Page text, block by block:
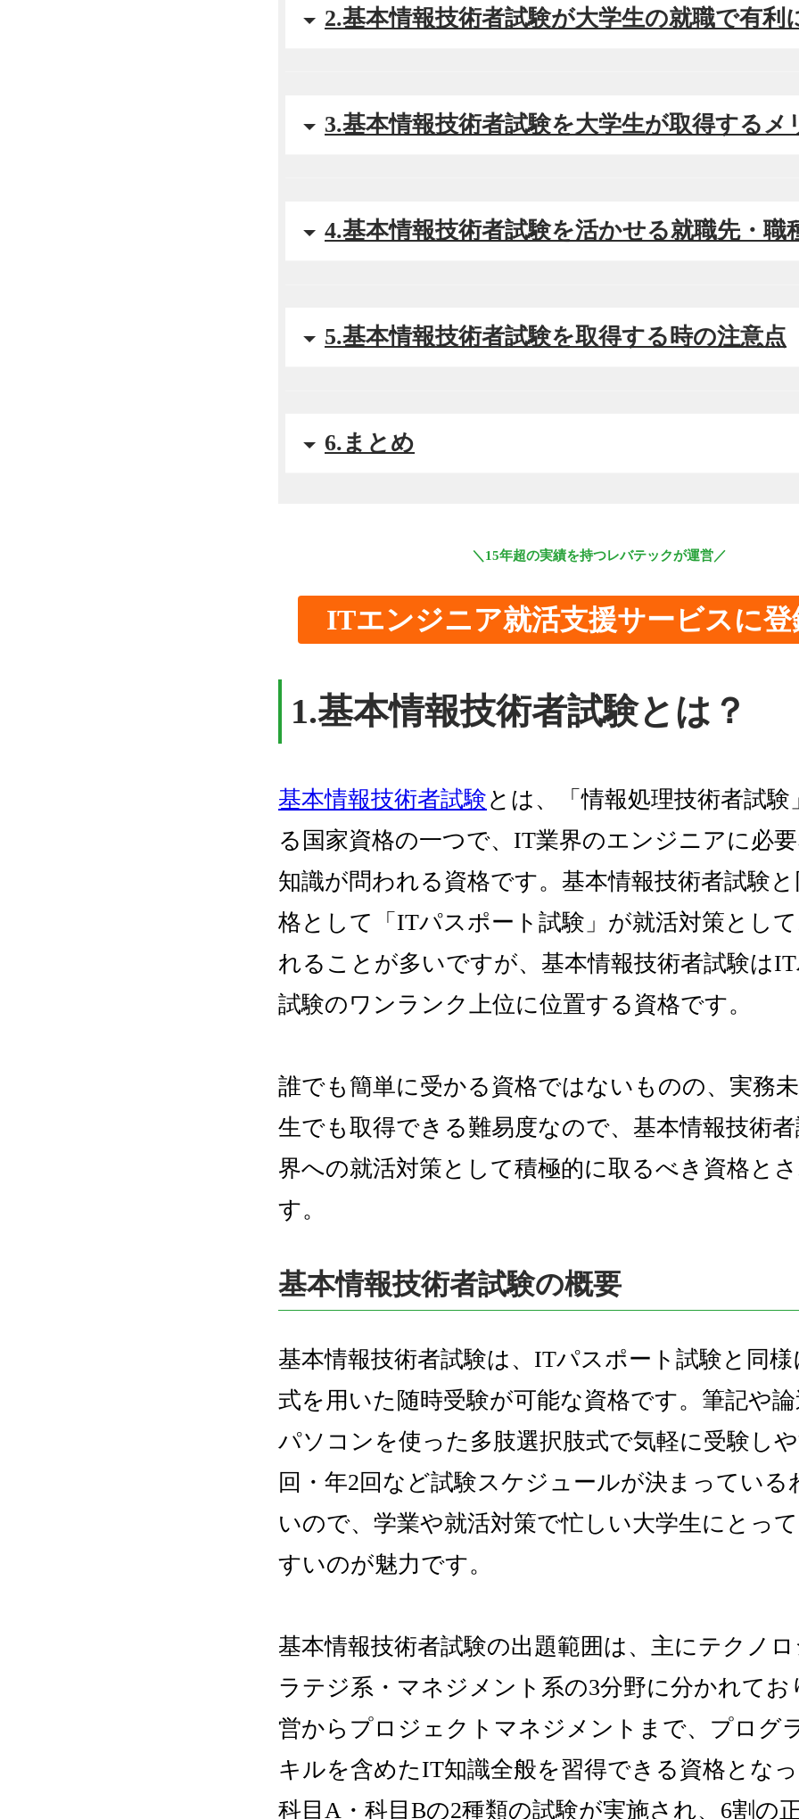
2.基本情報技術者試験が大学生の就職で有利
3.基本情報技術者試験を大学生が取得するメ
4.基本情報技術者試験を活かせる就職先・職
5.基本情報技術者試験を取得する時の注意点
6.まとめ
＼15年超の実績を持つレバテックが運営／
ITエンジニア就活支援サービスに登
1.基本情報技術者試験とは？
基本情報技術者試験とは、「情報処理技術者試
る国家資格の一つで、IT業界のエンジニアに必
知識が問われる資格です。基本情報技術者試験
格として「ITパスポート試験」が就活対策とし
れることが多いですが、基本情報技術者試験は
試験のワンランク上位に位置する資格です。
誰でも簡単に受かる資格ではないものの、実務
生でも取得できる難易度なので、基本情報技術
界への就活対策として積極的に取るべき資格と
す。
基本情報技術者試験の概要
基本情報技術者試験は、ITパスポート試験と同様
式を用いた随時受験が可能な資格です。筆記や論
パソコンを使った多肢選択肢式で気軽に受験し
回・年2回など試験スケジュールが決まっている
いので、学業や就活対策で忙しい大学生にとっ
すいのが魅力です。
基本情報技術者試験の出題範囲は、主にテクノロ
ラテジ系・マネジメント系の3分野に分かれてお
営からプロジェクトマネジメントまで、プログ
キルを含めたIT知識全般を習得できる資格となっ
科目A・科目Bの2種類の試験が実施され、6割の